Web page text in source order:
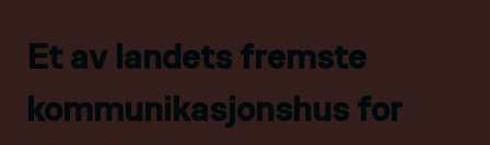
Et av landets fremste
kommunikasjonshus for